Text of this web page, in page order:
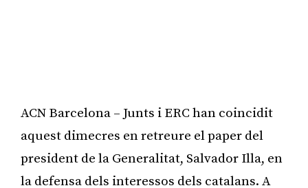
ACN Barcelona – Junts i ERC han coincidit
aquest dimecres en retreure el paper del
president de la Generalitat, Salvador Illa, en
la defensa dels interessos dels catalans. A